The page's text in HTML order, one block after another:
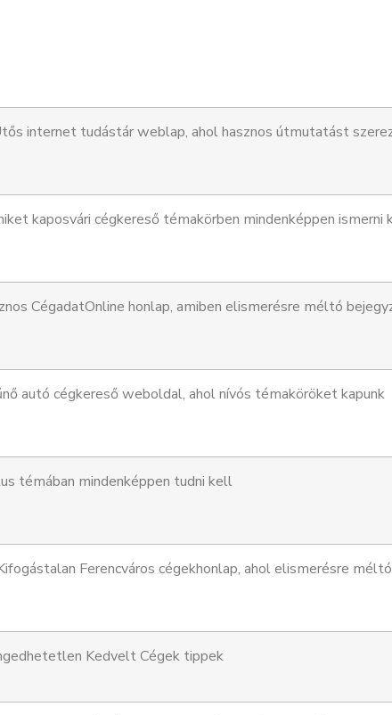
internet tudástár weblap, ahol hasznos útmutatást
kaposvári cégkereső témakörben mindenképpen ismerni
CégadatOnline honlap, amiben elismerésre méltó
autó cégkereső weboldal, ahol nívós témaköröket kapunk
témában mindenképpen tudni kell
Ferencváros cégekhonlap, ahol elismerésre
Kedvelt Cégek tippek